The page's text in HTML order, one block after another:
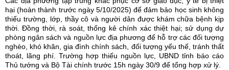
hại (hoàn thành trước ngày 5/10/2025) để đảm bảo học sinh không
thiếu trường, lớp, thầy cô và người dân được khám chữa bệnh kịp
thời. Đồng thời, rà soát, thống kê chính xác thiệt hại; sử dụng dự
phòng ngân sách và nguồn lực địa phương để hỗ trợ các đối tượng
nghèo, khó khăn, gia đình chính sách, đối tượng yếu thế, tránh thất
thoát, lãng phí. Trường hợp thiếu nguồn lực, UBND tỉnh báo cáo
Thủ tướng và Bộ Tài chính trước 15h ngày 30/9 để tổng hợp xử lý.